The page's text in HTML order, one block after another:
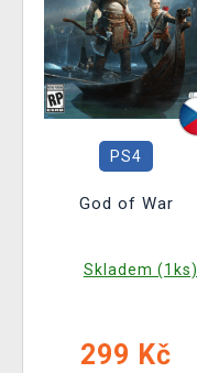
PS4
God of War
Skladem (1ks)
299 Kč